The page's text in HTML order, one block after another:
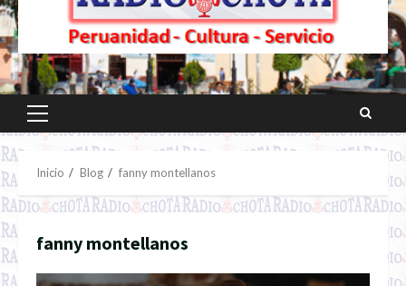
Menú
principal
Inicio Blog fanny montellanos
fanny montellanos